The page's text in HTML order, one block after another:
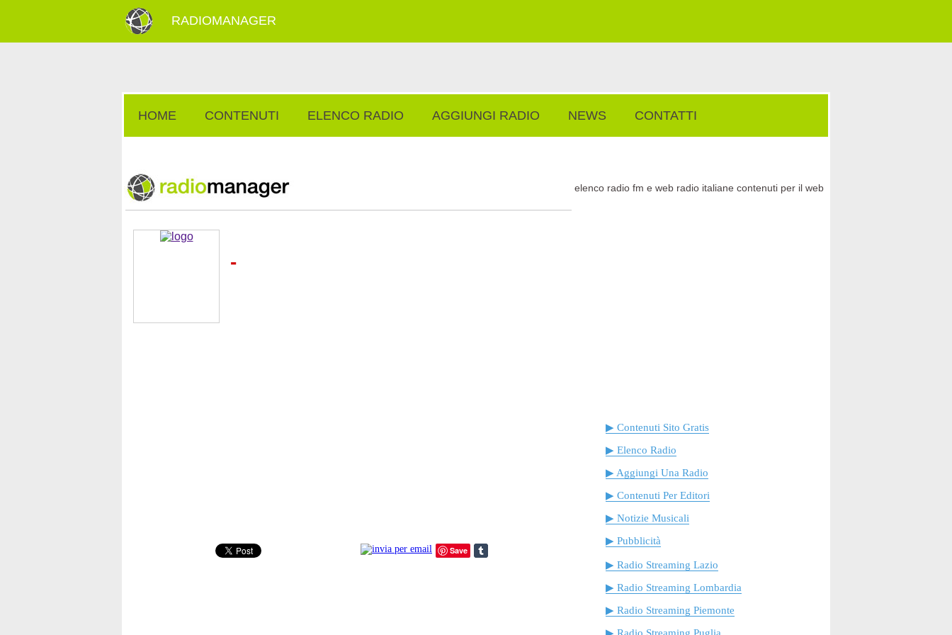
RADIOMANAGER
HOME CONTENUTI ELENCO RADIO AGGIUNGI RADIO NEWS CONTATTI
elenco radio fm e web radio italiane contenuti per il web
-
Save
▶ Contenuti Sito Gratis
▶ Elenco Radio
▶ Aggiungi Una Radio
▶ Contenuti Per Editori
▶ Notizie Musicali
▶ Pubblicità
▶ Radio Streaming Lazio
▶ Radio Streaming Lombardia
▶ Radio Streaming Piemonte